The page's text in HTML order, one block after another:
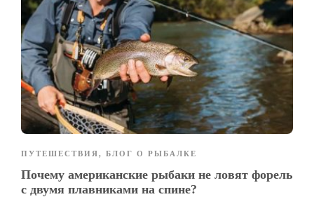
ПУТЕШЕСТВИЯ, БЛОГ О РЫБАЛКЕ
Почему американские рыбаки не ловят форель
с двумя плавниками на спине?